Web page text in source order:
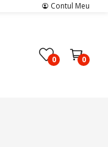
Contul Meu
0 0